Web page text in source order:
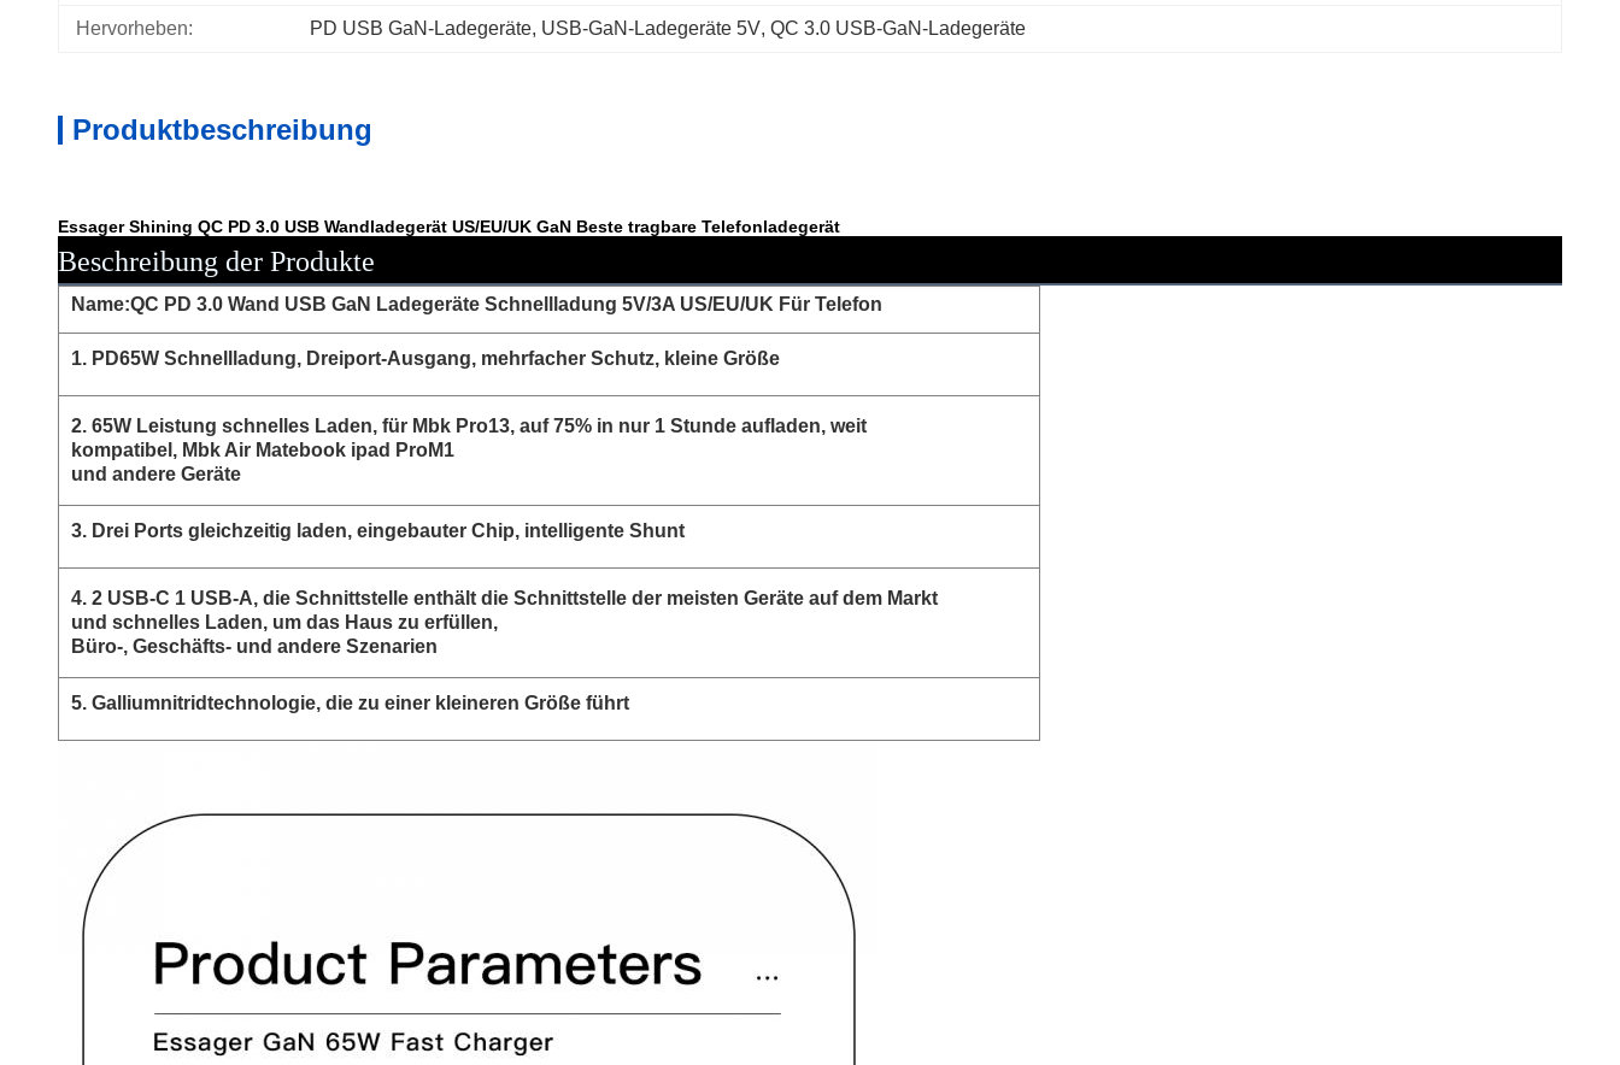
Hervorheben: PD USB GaN-Ladegeräte, USB-GaN-Ladegeräte 5V, QC 3.0 USB-GaN-Ladegeräte
Produktbeschreibung
Essager Shining QC PD 3.0 USB Wandladegerät US/EU/UK GaN Beste tragbare Telefonladegerät
Beschreibung der Produkte
Name:QC PD 3.0 Wand USB GaN Ladegeräte Schnellladung 5V/3A US/EU/UK Für Telefon
1. PD65W Schnellladung, Dreiport-Ausgang, mehrfacher Schutz, kleine Größe
2. 65W Leistung schnelles Laden, für Mbk Pro13, auf 75% in nur 1 Stunde aufladen, weit
kompatibel, Mbk Air Matebook ipad ProM1
und andere Geräte
3. Drei Ports gleichzeitig laden, eingebauter Chip, intelligente Shunt
4. 2 USB-C 1 USB-A, die Schnittstelle enthält die Schnittstelle der meisten Geräte auf dem Markt
und schnelles Laden, um das Haus zu erfüllen,
Büro-, Geschäfts- und andere Szenarien
5. Galliumnitridtechnologie, die zu einer kleineren Größe führt